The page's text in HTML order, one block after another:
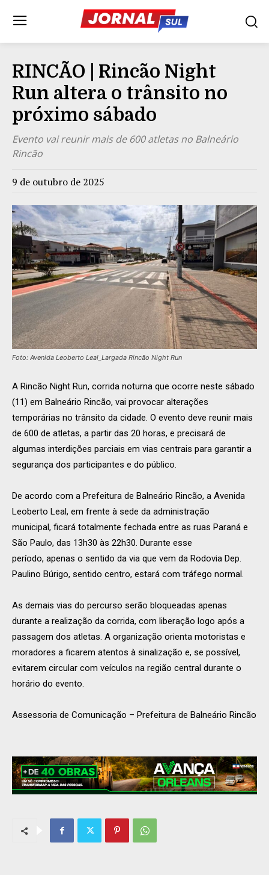
RINCÃO | Rincão Night
Run altera o trânsito no
próximo sábado
Evento vai reunir mais de 600 atletas no Balneário
Rincão
9 de outubro de 2025
Foto: Avenida Leoberto Leal_Largada Rincão Night Run
A Rincão Night Run, corrida noturna que ocorre neste sábado
(11) em Balneário Rincão, vai provocar alterações
temporárias no trânsito da cidade. O evento deve reunir mais
de 600 de atletas, a partir das 20 horas, e precisará de
algumas interdições parciais em vias centrais para garantir a
segurança dos participantes e do público.
De acordo com a Prefeitura de Balneário Rincão, a Avenida
Leoberto Leal, em frente à sede da administração
municipal, ficará totalmente fechada entre as ruas Paraná e
São Paulo, das 13h30 às 22h30. Durante esse
período, apenas o sentido da via que vem da Rodovia Dep.
Paulino Búrigo, sentido centro, estará com tráfego normal.
As demais vias do percurso serão bloqueadas apenas
durante a realização da corrida, com liberação logo após a
passagem dos atletas. A organização orienta motoristas e
moradores a ficarem atentos à sinalização e, se possível,
evitarem circular com veículos na região central durante o
horário do evento.
Assessoria de Comunicação – Prefeitura de Balneário Rincão